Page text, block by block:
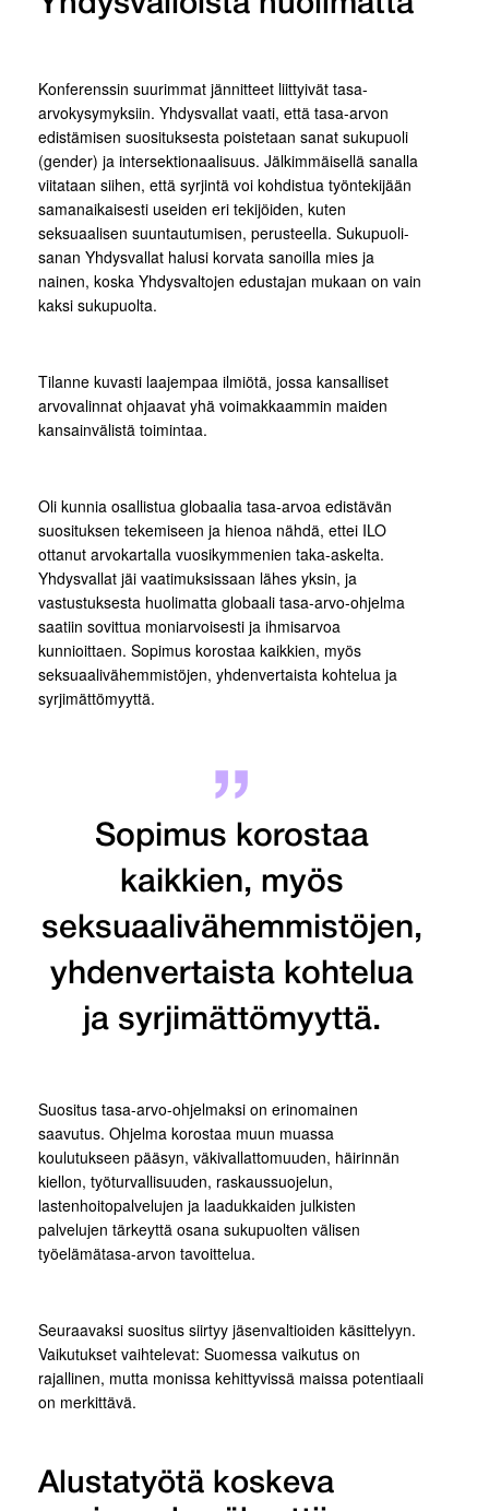
Konferenssin suurimmat jännitteet liittyivät tasa-
arvokysymyksiin. Yhdysvallat vaati, että tasa-arvon
edistämisen suosituksesta poistetaan sanat sukupuoli
(gender) ja intersektionaalisuus. Jälkimmäisellä sanalla
viitataan siihen, että syrjintä voi kohdistua työntekijään
samanaikaisesti useiden eri tekijöiden, kuten
seksuaalisen suuntautumisen, perusteella. Sukupuoli-
sanan Yhdysvallat halusi korvata sanoilla mies ja
nainen, koska Yhdysvaltojen edustajan mukaan on vain
kaksi sukupuolta.
Tilanne kuvasti laajempaa ilmiötä, jossa kansalliset
arvovalinnat ohjaavat yhä voimakkaammin maiden
kansainvälistä toimintaa.
Oli kunnia osallistua globaalia tasa-arvoa edistävän
suosituksen tekemiseen ja hienoa nähdä, ettei ILO
ottanut arvokartalla vuosikymmenien taka-askelta.
Yhdysvallat jäi vaatimuksissaan lähes yksin, ja
vastustuksesta huolimatta globaali tasa-arvo-ohjelma
saatiin sovittua moniarvoisesti ja ihmisarvoa
kunnioittaen. Sopimus korostaa kaikkien, myös
seksuaalivähemmistöjen, yhdenvertaista kohtelua ja
syrjimättömyyttä.
Sopimus korostaa
kaikkien, myös
seksuaalivähemmistöjen,
yhdenvertaista kohtelua
ja syrjimättömyyttä.
Suositus tasa-arvo-ohjelmaksi on erinomainen
saavutus. Ohjelma korostaa muun muassa
koulutukseen pääsyn, väkivallattomuuden, häirinnän
kiellon, työturvallisuuden, raskaussuojelun,
lastenhoitopalvelujen ja laadukkaiden julkisten
palvelujen tärkeyttä osana sukupuolten välisen
työelämätasa-arvon tavoittelua.
Seuraavaksi suositus siirtyy jäsenvaltioiden käsittelyyn.
Vaikutukset vaihtelevat: Suomessa vaikutus on
rajallinen, mutta monissa kehittyvissä maissa potentiaali
on merkittävä.
Alustatyötä koskeva